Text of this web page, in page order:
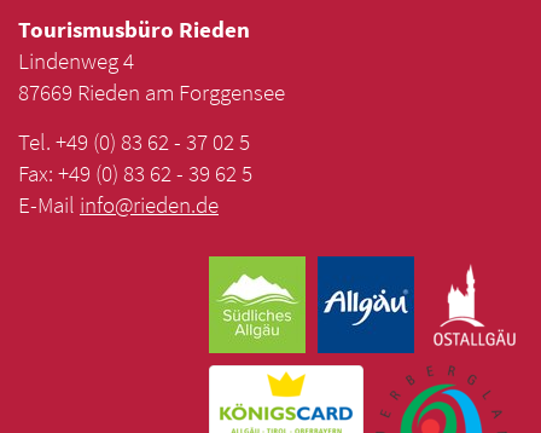
Tourismusbüro Rieden
Lindenweg 4
87669 Rieden am Forggensee
Tel. +49 (0) 83 62 - 37 02 5
Fax: +49 (0) 83 62 - 39 62 5
E-Mail info@rieden.de